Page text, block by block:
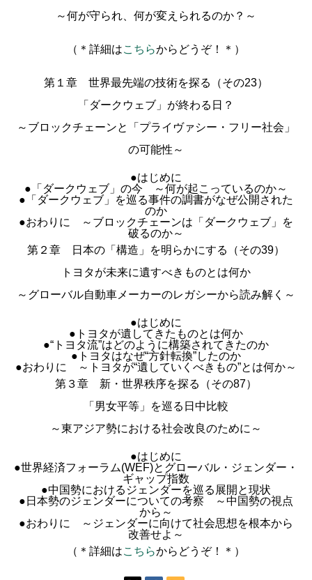
～何が守られ、何が変えられるのか？～
（＊詳細はこちらからどうぞ！＊）
第１章 世界最先端の技術を探る（その23）
「ダークウェブ」が終わる日？
～ブロックチェーンと「プライヴァシー・フリー社会」
の可能性～
●はじめに
●「ダークウェブ」の今 ～何が起こっているのか～
●「ダークウェブ」を巡る事件の調書がなぜ公開された
のか
●おわりに ～ブロックチェーンは「ダークウェブ」を
破るのか～
第２章 日本の「構造」を明らかにする（その39）
トヨタが未来に遺すべきものとは何か
～グローバル自動車メーカーのレガシーから読み解く～
●はじめに
●トヨタが遺してきたものとは何か
●“トヨタ流”はどのように構築されてきたのか
●トヨタはなぜ“方針転換”したのか
●おわりに ～トヨタが“遺していくべきもの”とは何か～
第３章 新・世界秩序を探る（その87）
「男女平等」を巡る日中比較
～東アジア勢における社会改良のために～
●はじめに
●世界経済フォーラム(WEF)とグローバル・ジェンダー・
ギャップ指数
●中国勢におけるジェンダーを巡る展開と現状
●日本勢のジェンダーについての考察 ～中国勢の視点
から～
●おわりに ～ジェンダーに向けて社会思想を根本から
改善せよ～
（＊詳細はこちらからどうぞ！＊）